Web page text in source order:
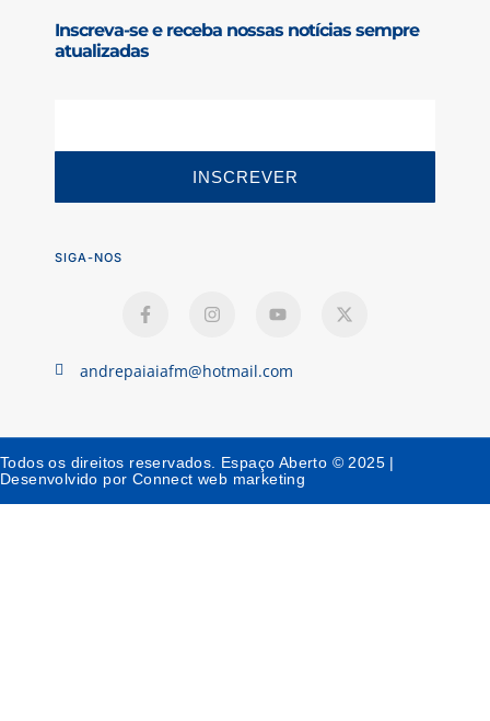
Inscreva-se e receba nossas notícias sempre
atualizadas
INSCREVER
SIGA-NOS
andrepaiaiafm@hotmail.com
Todos os direitos reservados. Espaço Aberto © 2025 |
Desenvolvido por Connect web marketing